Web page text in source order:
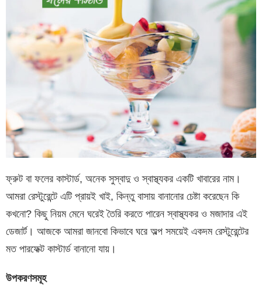
ফ্রুট বা ফলের কাস্টার্ড, অনেক সুস্বাদু ও স্বাস্থ্যকর একটি খাবারের নাম।
আমরা রেস্টুরেন্টে এটি প্রায়ই খাই, কিন্তু বাসায় বানানোর চেষ্টা করেছেন কি
কখনো? কিছু নিয়ম মেনে ঘরেই তৈরি করতে পারেন স্বাস্থ্যকর ও মজাদার এই
ডেজার্ট। আজকে আমরা জানবো কিভাবে ঘরে অল্প সময়েই একদম রেস্টুরেন্টের
মত পারফেক্ট কাস্টার্ড বানানো যায়।
উপকরণসমূহ